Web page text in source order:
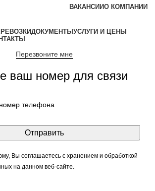
ВАКАНСИИO КОМПАНИИ
ДОКУМЕНТЫ УСЛУГИ И ЦЕНЫ
Перезвоните мне
ваш номер для связи
Вы соглашаетесь с хранением и обработкой
на данном веб-сайте.